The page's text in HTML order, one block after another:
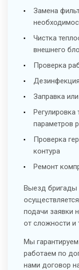
Замена
Чистка
внешнего
Проверка
Заправка
параметров
Проверка
контура
Ремонт
Выезд бригады
подачи заявки
от сложности и
Мы
работаем по
нами договор